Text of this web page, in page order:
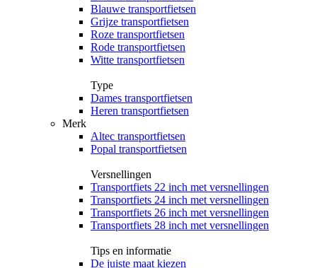
Blauwe transportfietsen
Grijze transportfietsen
Roze transportfietsen
Rode transportfietsen
Witte transportfietsen
Type
Dames transportfietsen
Heren transportfietsen
Merk
Altec transportfietsen
Popal transportfietsen
Versnellingen
Transportfiets 22 inch met versnellingen
Transportfiets 24 inch met versnellingen
Transportfiets 26 inch met versnellingen
Transportfiets 28 inch met versnellingen
Tips en informatie
De juiste maat kiezen